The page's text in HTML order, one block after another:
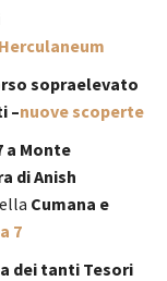
sopraelevato
–nuove scoperte
a Monte
di Anish
Cumana e
7
dei tanti Tesori